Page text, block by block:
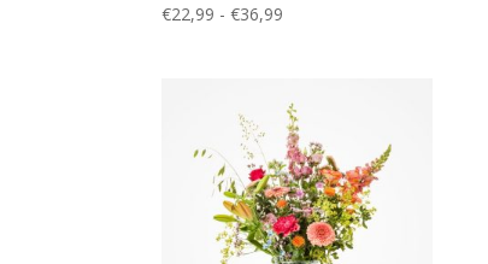
€22,99 - €36,99